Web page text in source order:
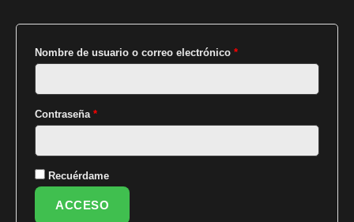
Nombre de usuario o correo electrónico *
Contraseña *
Recuérdame
ACCESO